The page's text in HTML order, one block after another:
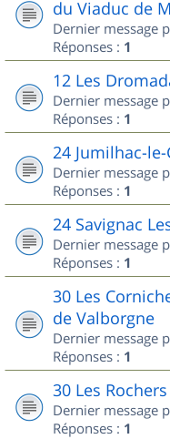
du Viaduc de
Dernier message
Réponses : 1
12 Les
Dernier message
Réponses : 1
24 Jumilhac-
Dernier message
Réponses : 1
24 Savignac
Dernier message
Réponses : 1
30 Les
de Valborgne
Dernier message
Réponses : 1
30 Les
Dernier message
Réponses : 1